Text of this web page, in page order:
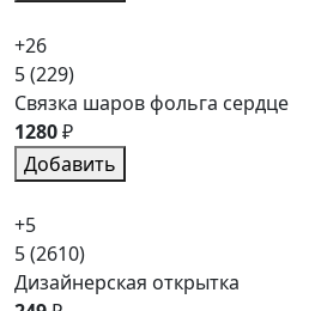
+26
5(229)
Связка шаров фольга сердце
1280₽
Добавить
+5
5(2610)
Дизайнерская открытка